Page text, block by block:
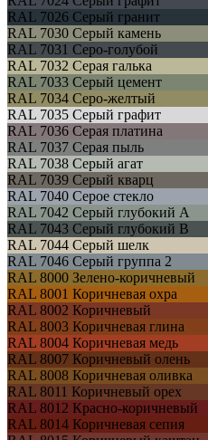
RAL 7026 Серый гранит
RAL 7030 Серый камень
RAL 7031 Серо-голубой
RAL 7032 Серая галька
RAL 7033 Серый цемент
RAL 7034 Серо-желтый
RAL 7035 Серый графит
RAL 7036 Серая платина
RAL 7037 Серая пыль
RAL 7038 Серый агат
RAL 7039 Серый кварц
RAL 7040 Серое стекло
RAL 7042 Серый глубокий А
RAL 7043 Серый глубокий В
RAL 7044 Серый шелк
RAL 7046 Серый группа 2
RAL 8000 Зелено-коричневый
RAL 8001 Коричневая охра
RAL 8002 Коричневый
RAL 8003 Коричневая глина
RAL 8004 Коричневая медь
RAL 8007 Коричневый олень
RAL 8008 Коричневая оливка
RAL 8011 Коричневый орех
RAL 8012 Красно-коричневый
RAL 8014 Коричневая сепия